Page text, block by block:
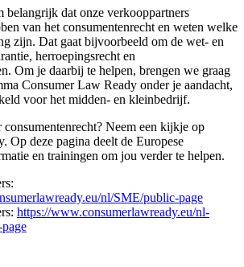
belangrijk dat onze verkooppartners
van het consumentenrecht en weten welke
zijn. Dat gaat bijvoorbeeld om de wet- en
herroepingsrecht en
Om je daarbij te helpen, brengen we graag
Consumer Law Ready onder je aandacht,
voor het midden- en kleinbedrijf.
Neem een kijkje op
Op deze pagina deelt de Europese
en trainingen om jou verder te helpen.
nl/SME/public-page
https://www.consumerlawready.eu/nl-